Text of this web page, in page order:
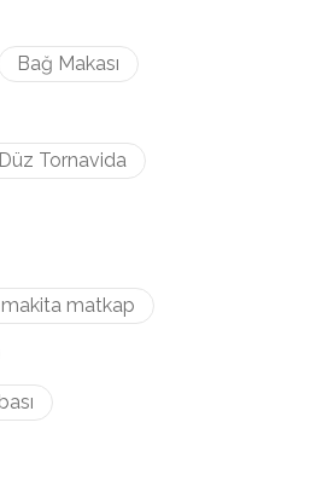
Bağ Makası
Düz Tornavida
makita matkap